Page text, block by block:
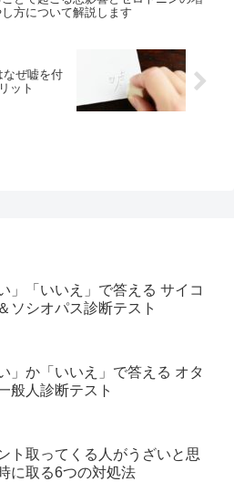
方について解説します
なぜ嘘を付
ット
い」「いいえ」で答える サイコ
ソシオパス診断テスト
い」か「いいえ」で答える オタ
般人診断テスト
ト取ってくる人がうざいと思
に取る6つの対処法